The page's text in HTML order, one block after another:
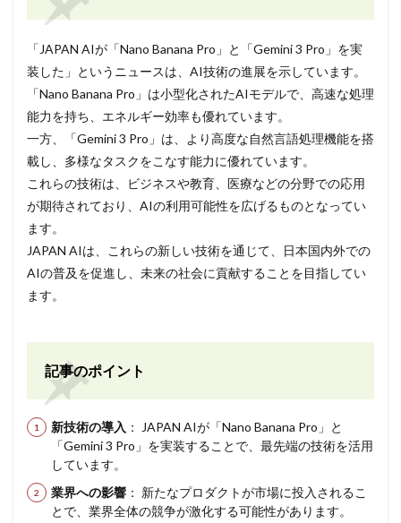
「JAPAN AIが「Nano Banana Pro」と「Gemini 3 Pro」を実
装した」というニュースは、AI技術の進展を示しています。
「Nano Banana Pro」は小型化されたAIモデルで、高速な処理
能力を持ち、エネルギー効率も優れています。
一方、「Gemini 3 Pro」は、より高度な自然言語処理機能を搭
載し、多様なタスクをこなす能力に優れています。
これらの技術は、ビジネスや教育、医療などの分野での応用
が期待されており、AIの利用可能性を広げるものとなってい
ます。
JAPAN AIは、これらの新しい技術を通じて、日本国内外での
AIの普及を促進し、未来の社会に貢献することを目指してい
ます。
記事のポイント
新技術の導入 ： JAPAN AIが「Nano Banana Pro」と
「Gemini 3 Pro」を実装することで、最先端の技術を活用
しています。
業界への影響 ： 新たなプロダクトが市場に投入されるこ
とで、業界全体の競争が激化する可能性があります。